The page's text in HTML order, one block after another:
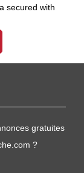
secured with
gratuites
?